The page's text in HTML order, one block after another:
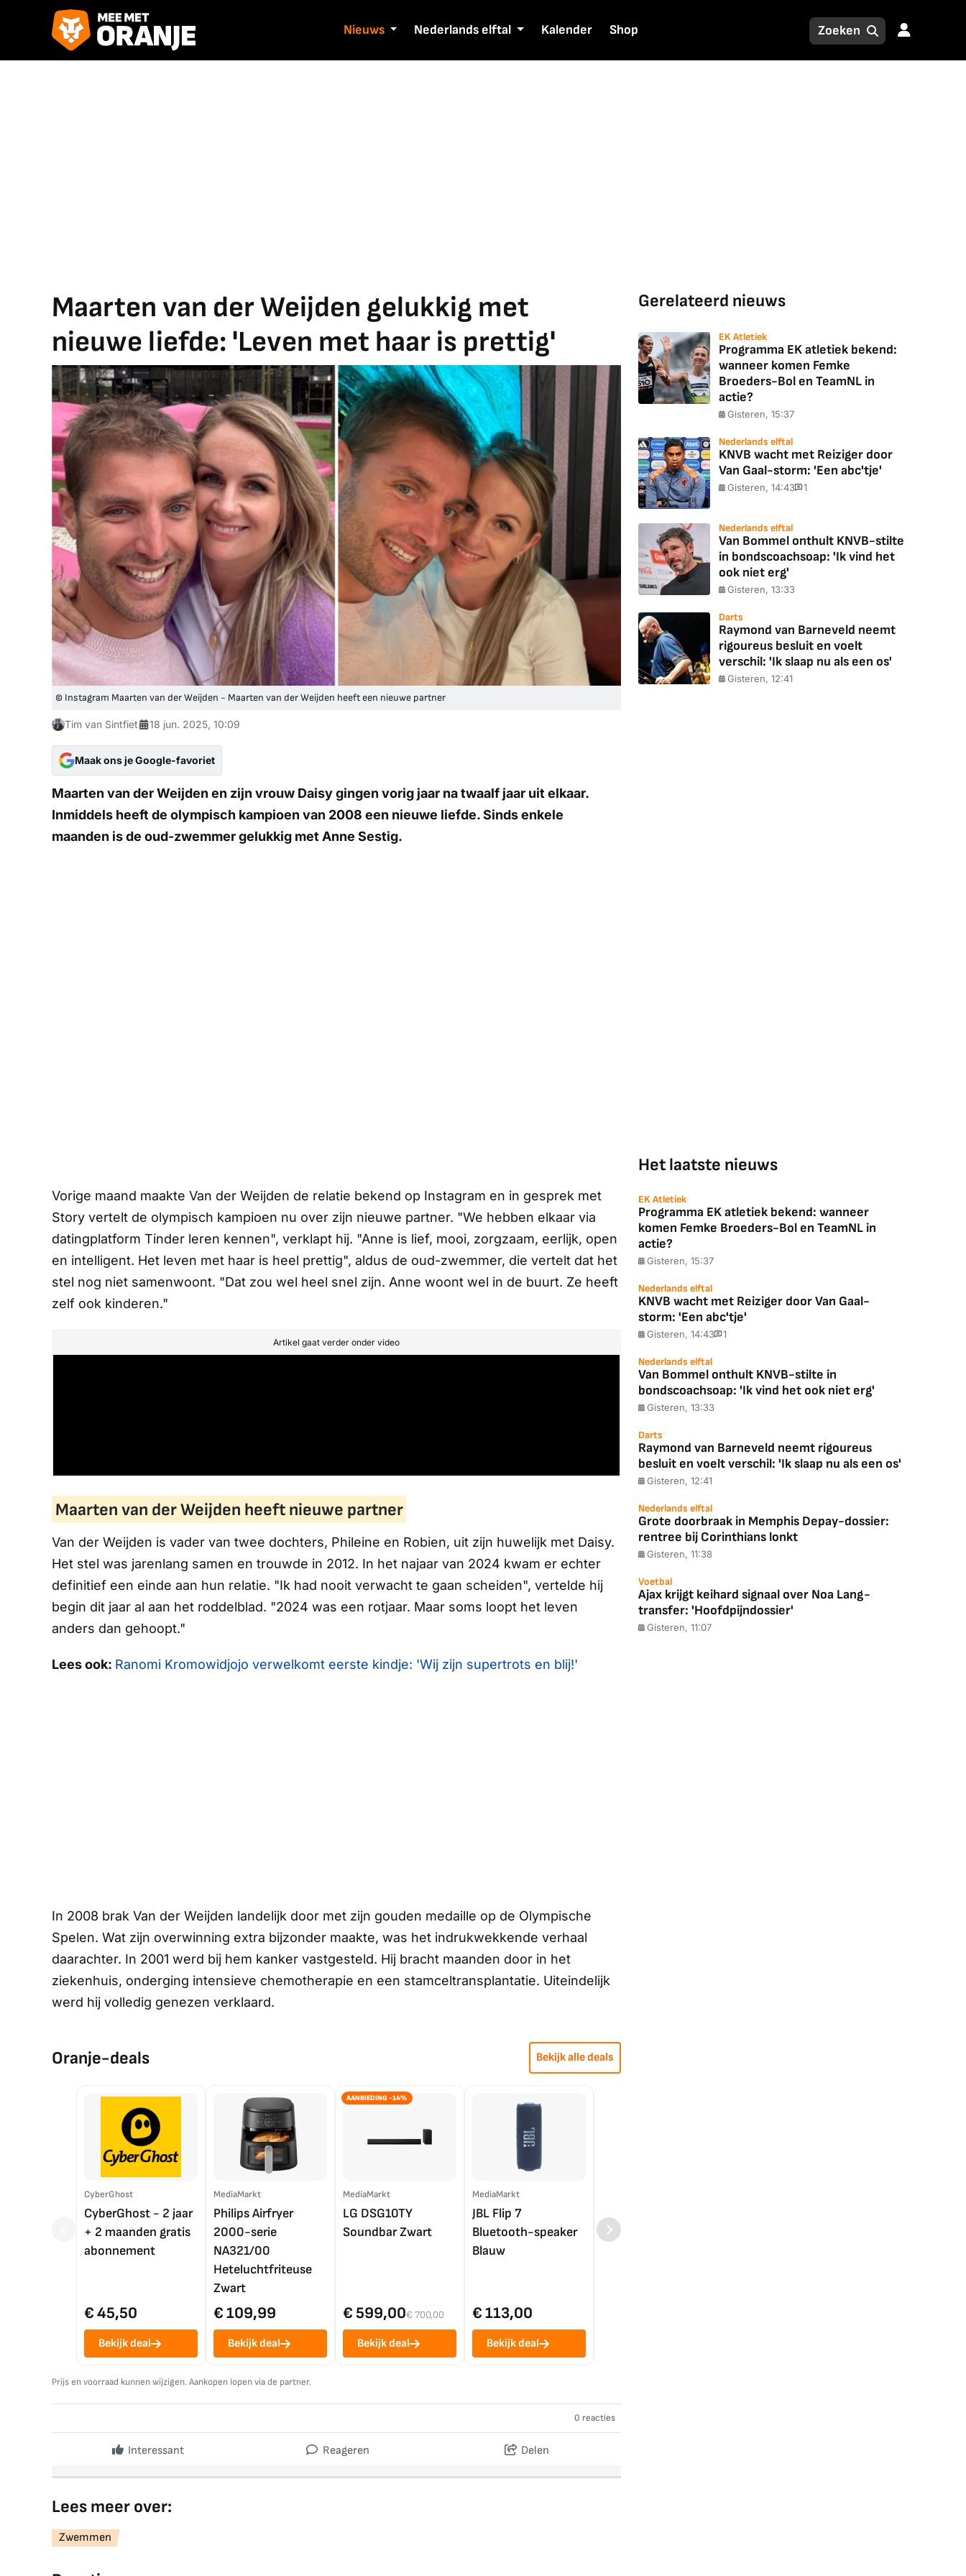
Nieuws Nederlands elftal Kalender Shop
Maarten van der Weijden gelukkig met
nieuwe liefde: 'Leven met haar is prettig'
© Instagram Maarten van der Weijden - Maarten van der Weijden heeft een nieuwe partner
Tim van Sintfiet 18 jun. 2025, 10:09
Maak ons je Google-favoriet
Maarten van der Weijden en zijn vrouw Daisy gingen vorig jaar na twaalf jaar uit elkaar.
Inmiddels heeft de olympisch kampioen van 2008 een nieuwe liefde. Sinds enkele
maanden is de oud-zwemmer gelukkig met Anne Sestig.
Vorige maand maakte Van der Weijden de relatie bekend op Instagram en in gesprek met
Story vertelt de olympisch kampioen nu over zijn nieuwe partner. "We hebben elkaar via
datingplatform Tinder leren kennen", verklapt hij. "Anne is lief, mooi, zorgzaam, eerlijk, open
en intelligent. Het leven met haar is heel prettig", aldus de oud-zwemmer, die vertelt dat het
stel nog niet samenwoont. "Dat zou wel heel snel zijn. Anne woont wel in de buurt. Ze heeft
zelf ook kinderen."
Artikel gaat verder onder video
Maarten van der Weijden heeft nieuwe partner
Van der Weijden is vader van twee dochters, Phileine en Robien, uit zijn huwelijk met Daisy.
Het stel was jarenlang samen en trouwde in 2012. In het najaar van 2024 kwam er echter
definitief een einde aan hun relatie. "Ik had nooit verwacht te gaan scheiden", vertelde hij
begin dit jaar al aan het roddelblad. "2024 was een rotjaar. Maar soms loopt het leven
anders dan gehoopt."
Lees ook: Ranomi Kromowidjojo verwelkomt eerste kindje: 'Wij zijn supertrots en blij!'
In 2008 brak Van der Weijden landelijk door met zijn gouden medaille op de Olympische
Spelen. Wat zijn overwinning extra bijzonder maakte, was het indrukwekkende verhaal
daarachter. In 2001 werd bij hem kanker vastgesteld. Hij bracht maanden door in het
ziekenhuis, onderging intensieve chemotherapie en een stamceltransplantatie. Uiteindelijk
werd hij volledig genezen verklaard.
Oranje-deals Bekijk alle deals
CyberGhost
CyberGhost - 2 jaar
+ 2 maanden gratis
abonnement
€ 45,50
Bekijk deal
MediaMarkt
Philips Airfryer
2000-serie
NA321/00
Heteluchtfriteuse
Zwart
€ 109,99
Bekijk deal
AANBIEDING -14%
MediaMarkt
LG DSG10TY
Soundbar Zwart
€ 599,00€ 700,00
Bekijk deal
MediaMarkt
JBL Flip 7
Bluetooth-speaker
Blauw
€ 113,00
Bekijk deal
LG OLED55C56LB
4K TV (2025)
Prijs en voorraad kunnen wijzigen. Aankopen lopen via de partner.
0 reacties
Interessant Reageren Delen
Lees meer over:
Zwemmen
Gerelateerd nieuws
EK Atletiek
Programma EK atletiek bekend:
wanneer komen Femke
Broeders-Bol en TeamNL in
actie?
Gisteren, 15:37
Nederlands elftal
KNVB wacht met Reiziger door
Van Gaal-storm: 'Een abc'tje'
Gisteren, 14:43 1
Nederlands elftal
Van Bommel onthult KNVB-stilte
in bondscoachsoap: 'Ik vind het
ook niet erg'
Gisteren, 13:33
Darts
Raymond van Barneveld neemt
rigoureus besluit en voelt
verschil: 'Ik slaap nu als een os'
Gisteren, 12:41
Het laatste nieuws
EK Atletiek
Programma EK atletiek bekend: wanneer
komen Femke Broeders-Bol en TeamNL in
actie?
Gisteren, 15:37
Nederlands elftal
KNVB wacht met Reiziger door Van Gaal-
storm: 'Een abc'tje'
Gisteren, 14:43 1
Nederlands elftal
Van Bommel onthult KNVB-stilte in
bondscoachsoap: 'Ik vind het ook niet erg'
Gisteren, 13:33
Darts
Raymond van Barneveld neemt rigoureus
besluit en voelt verschil: 'Ik slaap nu als een os'
Gisteren, 12:41
Nederlands elftal
Grote doorbraak in Memphis Depay-dossier:
rentree bij Corinthians lonkt
Gisteren, 11:38
Voetbal
Ajax krijgt keihard signaal over Noa Lang-
transfer: 'Hoofdpijndossier'
Gisteren, 11:07